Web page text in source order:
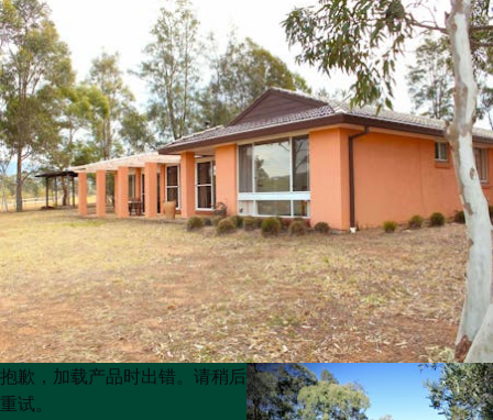
Product
List
Product
List
抱歉，加载产品时出错。请稍后
重试。